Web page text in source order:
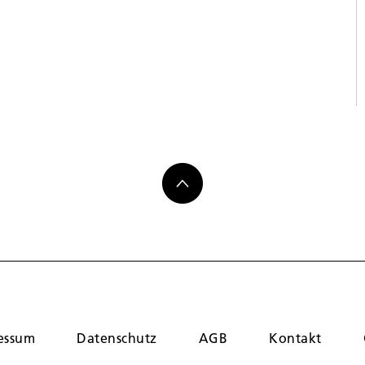
Datenschutz AGB Kontakt